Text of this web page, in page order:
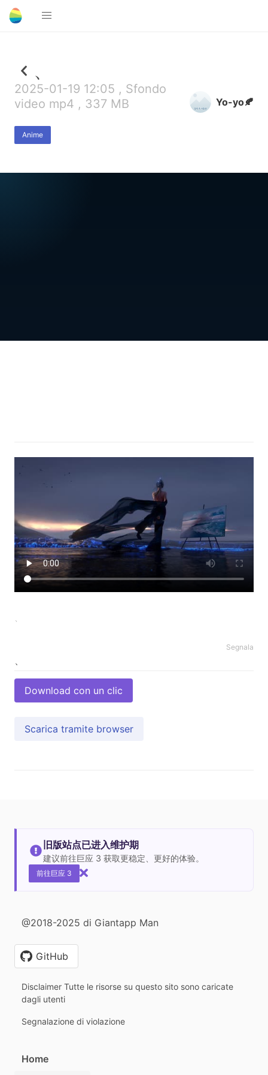
、
2025-01-19 12:05 , Sfondo
video mp4 , 337 MB
Anime
Yo-yo🍂
Segnala
Download con un clic
Scarica tramite browser
旧版站点已进入维护期
建议前往巨应 3 获取更稳定、更好的体验。
前往巨应 3
@2018-2025 di Giantapp Man
GitHub
Disclaimer Tutte le risorse su questo sito sono caricate
dagli utenti
Segnalazione di violazione
Home